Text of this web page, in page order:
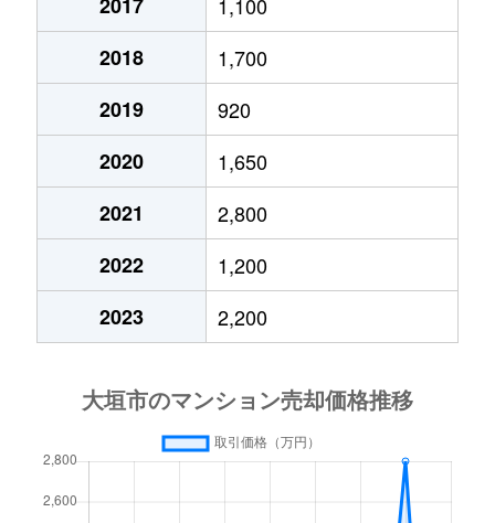
2018
1,700
2019
920
2020
1,650
2021
2,800
2022
1,200
2023
2,200